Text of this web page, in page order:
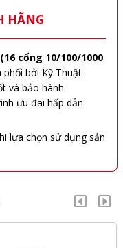
HÃNG
(16 cổng 10/100/1000
phối bởi Kỹ Thuật
và bảo hành
ưu đãi hấp dẫn
lựa chọn sử dụng sản